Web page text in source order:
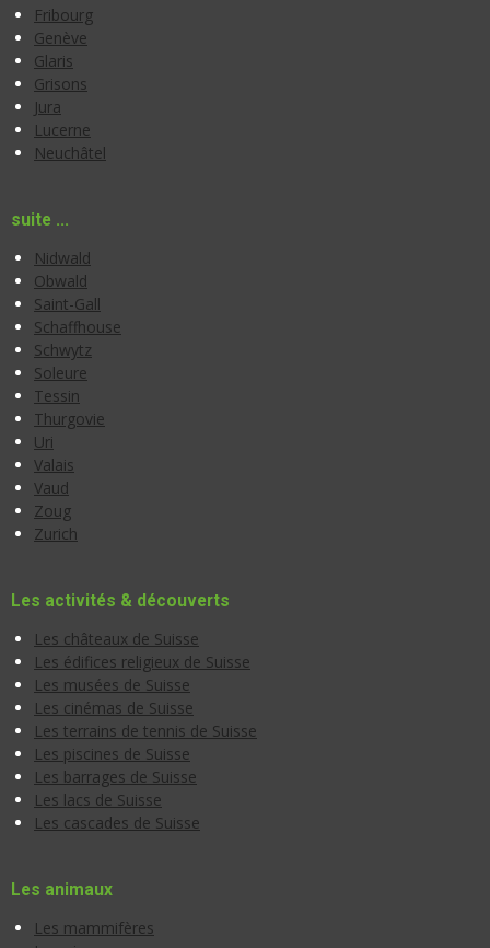
Fribourg
Genève
Glaris
Grisons
Jura
Lucerne
Neuchâtel
suite ...
Nidwald
Obwald
Saint-Gall
Schaffhouse
Schwytz
Soleure
Tessin
Thurgovie
Uri
Valais
Vaud
Zoug
Zurich
Les activités & découverts
Les châteaux de Suisse
Les édifices religieux de Suisse
Les musées de Suisse
Les cinémas de Suisse
Les terrains de tennis de Suisse
Les piscines de Suisse
Les barrages de Suisse
Les lacs de Suisse
Les cascades de Suisse
Les animaux
Les mammifères